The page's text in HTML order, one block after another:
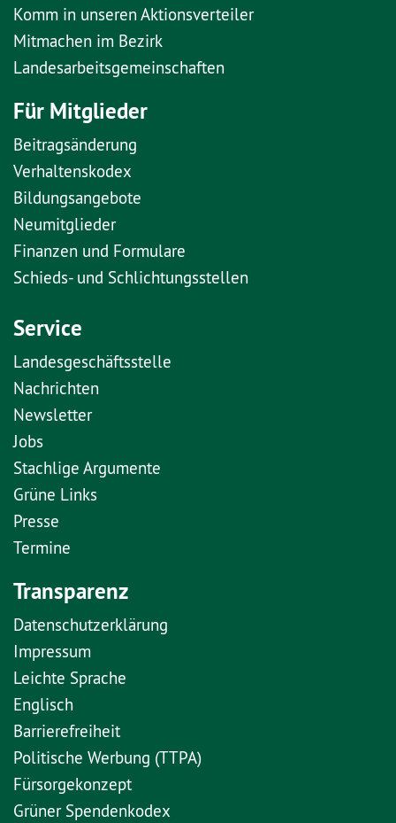
Komm in unseren Aktionsverteiler
Mitmachen im Bezirk
Landesarbeitsgemeinschaften
Für Mitglieder
Beitragsänderung
Verhaltenskodex
Bildungsangebote
Neumitglieder
Finanzen und Formulare
Schieds- und Schlichtungsstellen
Service
Landesgeschäftsstelle
Nachrichten
Newsletter
Jobs
Stachlige Argumente
Grüne Links
Presse
Termine
Transparenz
Datenschutzerklärung
Impressum
Leichte Sprache
Englisch
Barrierefreiheit
Politische Werbung (TTPA)
Fürsorgekonzept
Grüner Spendenkodex